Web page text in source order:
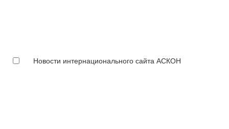
Новости интернационального сайта АСКОН